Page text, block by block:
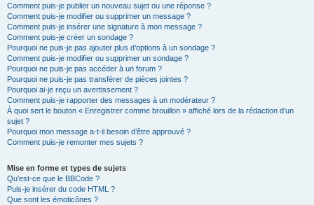
Comment puis-je publier un nouveau sujet ou une réponse ?
Comment puis-je modifier ou supprimer un message ?
Comment puis-je insérer une signature à mon message ?
Comment puis-je créer un sondage ?
Pourquoi ne puis-je pas ajouter plus d’options à un sondage ?
Comment puis-je modifier ou supprimer un sondage ?
Pourquoi ne puis-je pas accéder à un forum ?
Pourquoi ne puis-je pas transférer de pièces jointes ?
Pourquoi ai-je reçu un avertissement ?
Comment puis-je rapporter des messages à un modérateur ?
À quoi sert le bouton « Enregistrer comme brouillon » affiché lors de la rédaction d’un
sujet ?
Pourquoi mon message a-t-il besoin d’être approuvé ?
Comment puis-je remonter mes sujets ?
Mise en forme et types de sujets
Qu’est-ce que le BBCode ?
Puis-je insérer du code HTML ?
Que sont les émoticônes ?